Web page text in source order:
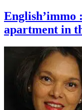
English’immo
apartment in